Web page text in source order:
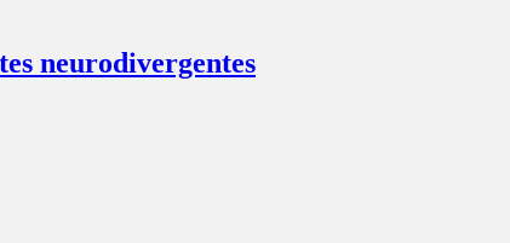
neurodivergentes